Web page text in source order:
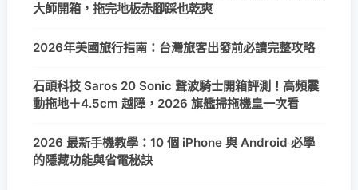
大師開箱，拖完地板赤腳踩也乾爽
2026年美國旅行指南：台灣旅客出發前必讀完整攻略
石頭科技 Saros 20 Sonic 聲波騎士開箱評測！高頻震
動拖地＋4.5cm 越障，2026 旗艦掃拖機皇一次看
2026 最新手機教學：10 個 iPhone 與 Android 必學
的隱藏功能與省電秘訣